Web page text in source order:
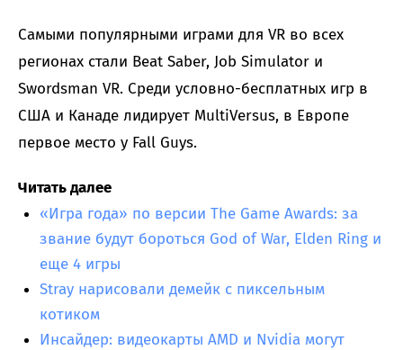
Самыми популярными играми для VR во всех
регионах стали Beat Saber, Job Simulator и
Swordsman VR. Среди условно-бесплатных игр в
США и Канаде лидирует MultiVersus, в Европе
первое место у Fall Guys.
Читать далее
«Игра года» по версии The Game Awards: за
звание будут бороться God of War, Elden Ring и
еще 4 игры
Stray нарисовали демейк с пиксельным
котиком
Инсайдер: видеокарты AMD и Nvidia могут